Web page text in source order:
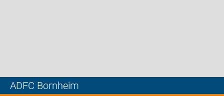
ADFC Bornheim